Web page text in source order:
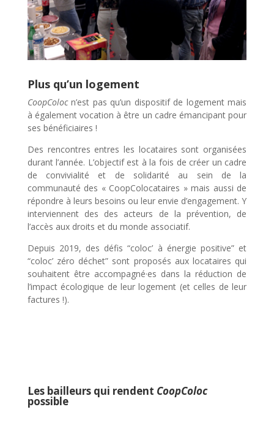
Plus qu’un logement
CoopColocn’est pas qu’un dispositif de logement mais
à également vocation à être un cadre émancipant pour
ses bénéficiaires !
Des rencontres entres les locataires sont organisées
durant l’année. L’objectif est à la fois de créer un cadre
de convivialité et de solidarité au sein de la
communauté des « CoopColocataires » mais aussi de
répondre à leurs besoins ou leur envie d’engagement. Y
interviennent des des acteurs de la prévention, de
l’accès aux droits et du monde associatif.
Depuis 2019, des défis “coloc’ à énergie positive” et
“coloc’ zéro déchet” sont proposés aux locataires qui
souhaitent être accompagné·es dans la réduction de
l’impact écologique de leur logement (et celles de leur
factures !).
Les bailleurs qui rendent CoopColoc
possible